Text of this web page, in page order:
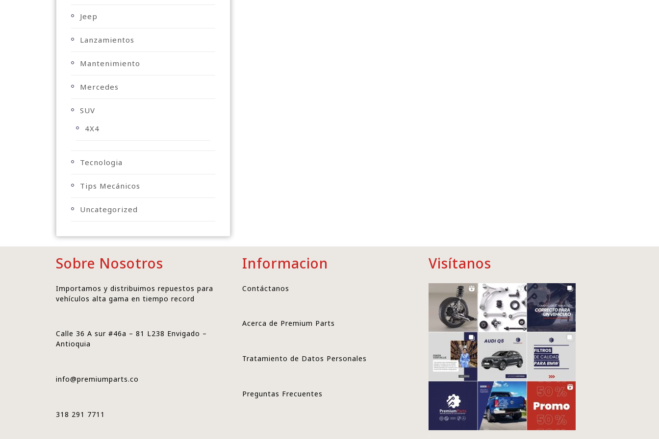
Jeep
Lanzamientos
Mantenimiento
Mercedes
SUV
4X4
Tecnologia
Tips Mecánicos
Uncategorized
Sobre Nosotros
Importamos y distribuimos repuestos para
vehículos alta gama en tiempo record
Calle 36 A sur #46a – 81 L238 Envigado –
Antioquia
info@premiumparts.co
318 291 7711
Informacion
Contáctanos
Acerca de Premium Parts
Tratamiento de Datos Personales
Preguntas Frecuentes
Visítanos
.